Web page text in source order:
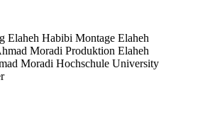
Elaheh Habibi Montage Elaheh
Moradi Produktion Elaheh
Moradi Hochschule University